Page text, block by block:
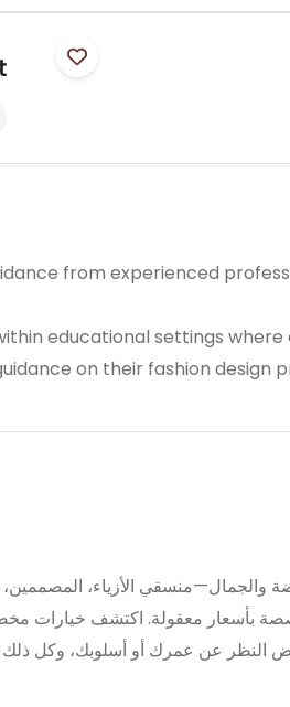
from experienced
educational settings where
on their fashion design
والجمال—منسقي الأزياء،
بأسعار معقولة. اكتشف خيارات
النظر عن عمرك أو أسلوبك، وكل